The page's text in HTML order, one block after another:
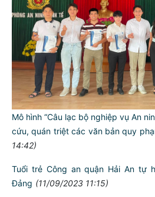
Phòng Quản lý xuất nhập cảnh
hồ sơ cấp hộ chiếu mức độ 4 (15/